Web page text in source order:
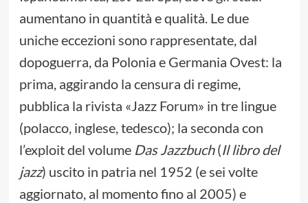
aumentano in quantità e qualità. Le due
uniche eccezioni sono rappresentate, dal
dopoguerra, da Polonia e Germania Ovest: la
prima, aggirando la censura di regime,
pubblica la rivista «Jazz Forum» in tre lingue
(polacco, inglese, tedesco); la seconda con
l’exploit del volume Das Jazzbuch(Il libro del
jazz) uscito in patria nel 1952 (e sei volte
aggiornato, al momento fino al 2005) e